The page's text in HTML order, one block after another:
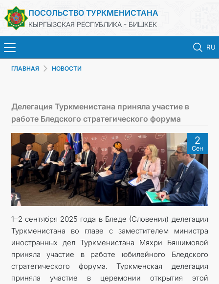
ПОСОЛЬСТВО ТУРКМЕНИСТАНА
КЫРГЫЗСКАЯ РЕСПУБЛИКА - БИШКЕК
RU
ТУРКМЕНИСТАН
ПРАЗДНИЧНЫЕ И ПАМЯТНЫЕ ДНИ
КОНСУЛЬСКИЕ УСЛУГИ
МИД
КОНТАКТНЫЕ ДАННЫЕ
ГЛАВНАЯ НОВОСТИ
Делегация Туркменистана приняла участие в
работе Бледского стратегического форума
2
Сен
1–2 сентября 2025 года в Бледе (Словения) делегация
Туркменистана во главе с заместителем министра
иностранных дел Туркменистана Мяхри Бяшимовой
приняла участие в работе юбилейного Бледского
стратегического форума. Туркменская делегация
приняла участие в церемонии открытия этой